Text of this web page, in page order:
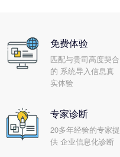
免费体验
匹配与贵司高度契合
的 系统导入信息真
实体验
专家诊断
20多年经验的专家提
供 企业信息化诊断